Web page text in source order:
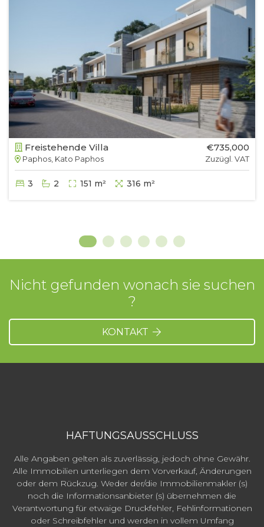
Freistehende Villa
Paphos, Kato Paphos
€735,000
Zuzügl. VAT
3 2 151 m² 316 m²
Nicht gefunden wonach sie suchen
?
KONTAKT
HAFTUNGSAUSSCHLUSS
Alle Angaben gelten als zuverlässig, jedoch ohne Gewähr.
Alle Immobilien unterliegen dem Vorverkauf, Änderungen
oder dem Rückzug. Weder der/die Immobilienmakler (s)
noch die Informationsanbieter (s) übernehmen die
Verantwortung für etwaige Druckfehler, Fehlinformationen
oder Schreibfehler und werden in vollem Umfang